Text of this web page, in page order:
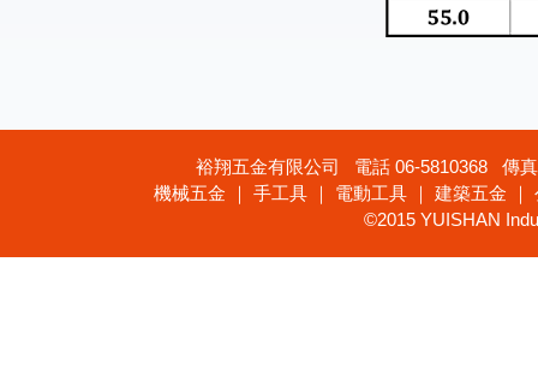
裕翔五金有限公司 電話 06-5810368 傳
機械五金 ｜ 手工具 ｜ 電動工具 ｜ 建築五金
©2015 YUISHAN